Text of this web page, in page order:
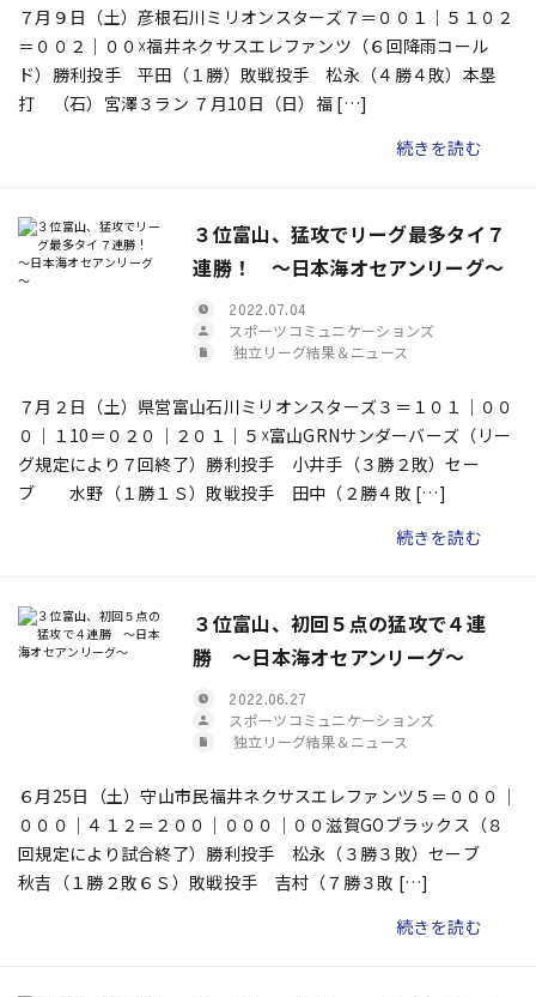
７月９日（土）彦根石川ミリオンスターズ７＝００１｜５１０２
＝００２｜００☓福井ネクサスエレファンツ（６回降雨コール
ド）勝利投手 平田（１勝）敗戦投手 松永（４勝４敗）本塁
打 （石）宮澤３ラン ７月10日（日）福 […]
続きを読む
３位富山、猛攻でリーグ最多タイ７
連勝！ ～日本海オセアンリーグ～
2022.07.04
スポーツコミュニケーションズ
独立リーグ結果＆ニュース
７月２日（土）県営富山石川ミリオンスターズ３＝１０１｜００
０｜１10＝０２０｜２０１｜５☓富山GRNサンダーバーズ（リー
グ規定により７回終了）勝利投手 小井手（３勝２敗）セー
ブ 水野（１勝１Ｓ）敗戦投手 田中（２勝４敗 […]
続きを読む
３位富山、初回５点の猛攻で４連
勝 ～日本海オセアンリーグ～
2022.06.27
スポーツコミュニケーションズ
独立リーグ結果＆ニュース
６月25日（土）守山市民福井ネクサスエレファンツ５＝０００｜
０００｜４１２＝２００｜０００｜００滋賀GOブラックス（８
回規定により試合終了）勝利投手 松永（３勝３敗）セーブ
秋吉（１勝２敗６Ｓ）敗戦投手 吉村（７勝３敗 […]
続きを読む